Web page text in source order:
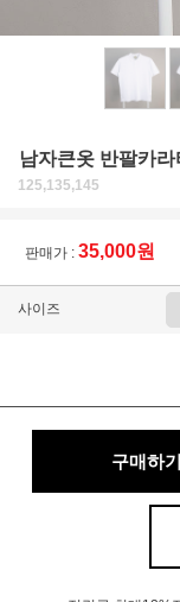
남자큰옷 반팔카
125,135,145
판매가 : 35,000원
사이즈
구매하기